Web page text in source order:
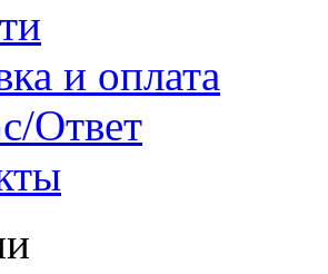
и оплата
Ответ